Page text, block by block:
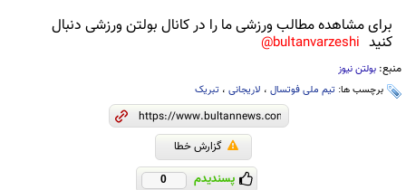
برای مشاهده مطالب ورزشی ما را در کانال بولتن ورزشی دنبال
کنید bultanvarzeshi@
منبع: بولتن نیوز
برچسب ها: تیم ملی فوتسال ، لاریجانی ، تبریک
گزارش خطا
پسندیدم 0